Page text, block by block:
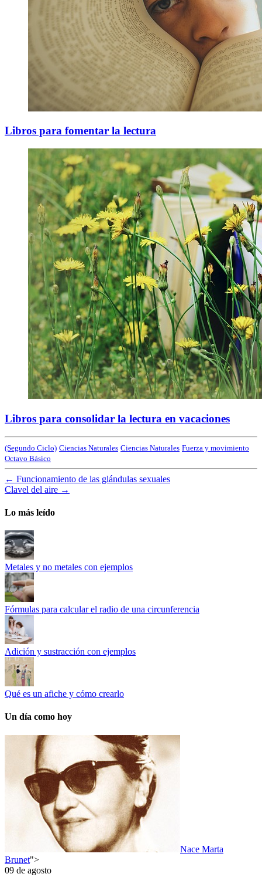
Libros para fomentar la lectura
Libros para consolidar la lectura en vacaciones
(Segundo Ciclo) Ciencias Naturales Ciencias Naturales Fuerza y movimiento
Octavo Básico
← Funcionamiento de las glándulas sexuales
Clavel del aire →
Lo más leído
Metales y no metales con ejemplos
Fórmulas para calcular el radio de una circunferencia
Adición y sustracción con ejemplos
Qué es un afiche y cómo crearlo
Un día como hoy
Nace Marta
Brunet">
09 de agosto